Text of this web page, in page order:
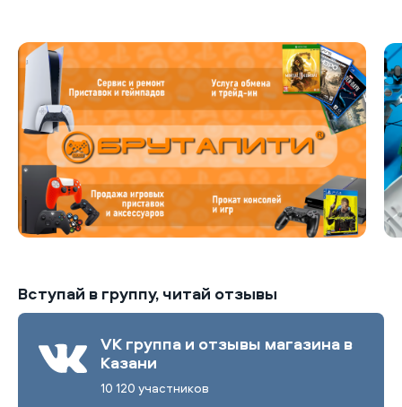
Вступай в группу, читай отзывы
VK группа и отзывы магазина в
Казани
10 120 участников